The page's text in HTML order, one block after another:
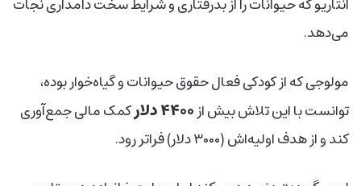
انتاریو که حیوانات را از بدرفتاری و شرایط سخت دامداری نجات
می‌دهد.
مولوجی که از کودکی فعال حقوق حیوانات و گیاه‌خوار بوده،
توانست با این تلاش بیش از۴۴۰۰ دلار
کمک مالی جمع‌آوری
کند و از هدف اولیه‌اش (۳۰۰۰ دلار) فراتر رود.